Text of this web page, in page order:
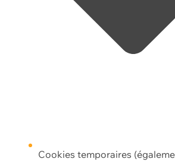
Cookies temporaires